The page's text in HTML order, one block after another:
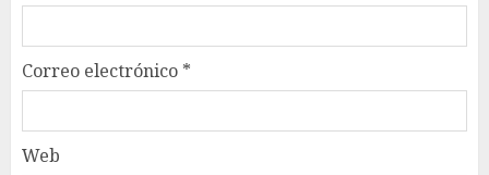
Correo electrónico *
Web